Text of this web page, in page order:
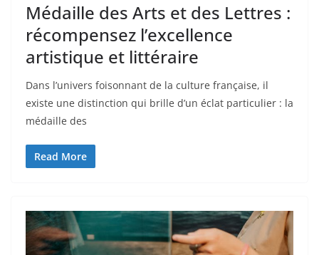
Médaille des Arts et des Lettres :
récompensez l’excellence
artistique et littéraire
Dans l’univers foisonnant de la culture française, il
existe une distinction qui brille d’un éclat particulier : la
médaille des
Read More